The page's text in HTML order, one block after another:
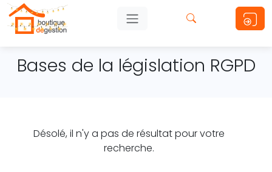
Bases de la législation RGPD
Désolé, il n'y a pas de résultat pour votre
recherche.